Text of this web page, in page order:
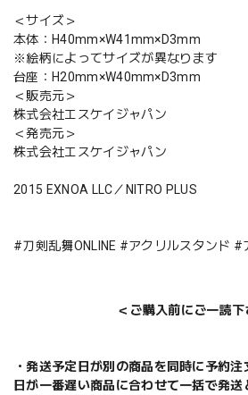
＜サイズ＞
本体：H40mm×W41mm×D3mm
※絵柄によってサイズが異なります
台座：H20mm×W40mm×D3mm
＜販売元＞
株式会社エスケイジャパン
＜発売元＞
株式会社エスケイジャパン
2015 EXNOA LLC／NITRO PLUS
#刀剣乱舞ONLINE #アクリルスタンド #
＜ご購入前にご一読下
・発送予定日が別の商品を同時に予約
日が一番遅い商品に合わせて一括で発送